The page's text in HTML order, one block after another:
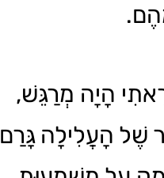
הָיָה מְרַגֵּשׁ,
שֶׁל הָעֲלִילָה גָּרַם